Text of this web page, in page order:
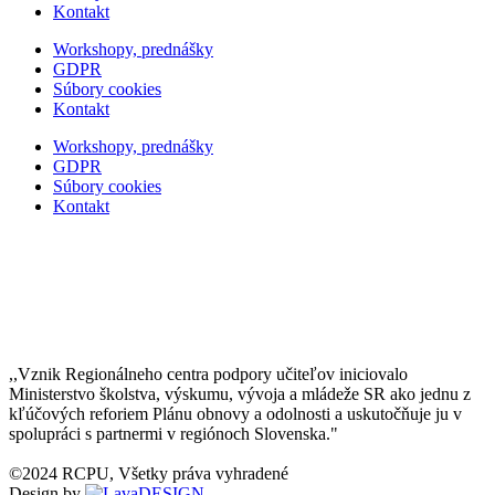
Kontakt
Workshopy, prednášky
GDPR
Súbory cookies
Kontakt
Workshopy, prednášky
GDPR
Súbory cookies
Kontakt
,,Vznik Regionálneho centra podpory učiteľov iniciovalo
Ministerstvo školstva, výskumu, vývoja a mládeže SR ako jednu z
kľúčových reforiem Plánu obnovy a odolnosti a uskutočňuje ju v
spolupráci s partnermi v regiónoch Slovenska."
©2024 RCPU, Všetky práva vyhradené